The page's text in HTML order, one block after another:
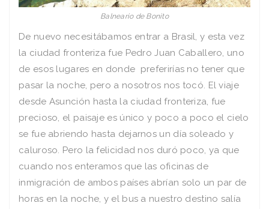
Balneario de Bonito
De nuevo necesitábamos entrar a Brasil, y esta vez
la ciudad fronteriza fue Pedro Juan Caballero, uno
de esos lugares en donde preferirías no tener que
pasar la noche, pero a nosotros nos tocó. El viaje
desde Asunción hasta la ciudad fronteriza, fue
precioso, el paisaje es único y poco a poco el cielo
se fue abriendo hasta dejarnos un día soleado y
caluroso. Pero la felicidad nos duró poco, ya que
cuando nos enteramos que las oficinas de
inmigración de ambos países abrían solo un par de
horas en la noche, y el bus a nuestro destino salía